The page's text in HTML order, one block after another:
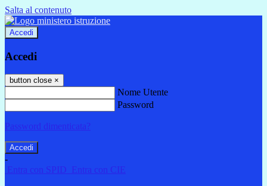
Salta al contenuto
Accedi
Accedi
button close ×
Nome Utente
Password
Password dimenticata?
-
Entra con SPID
Entra con CIE